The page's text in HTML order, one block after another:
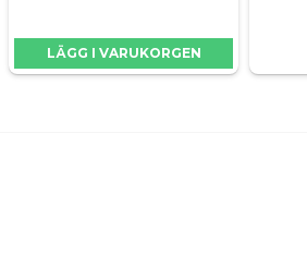
LÄGG I VARUKORGEN